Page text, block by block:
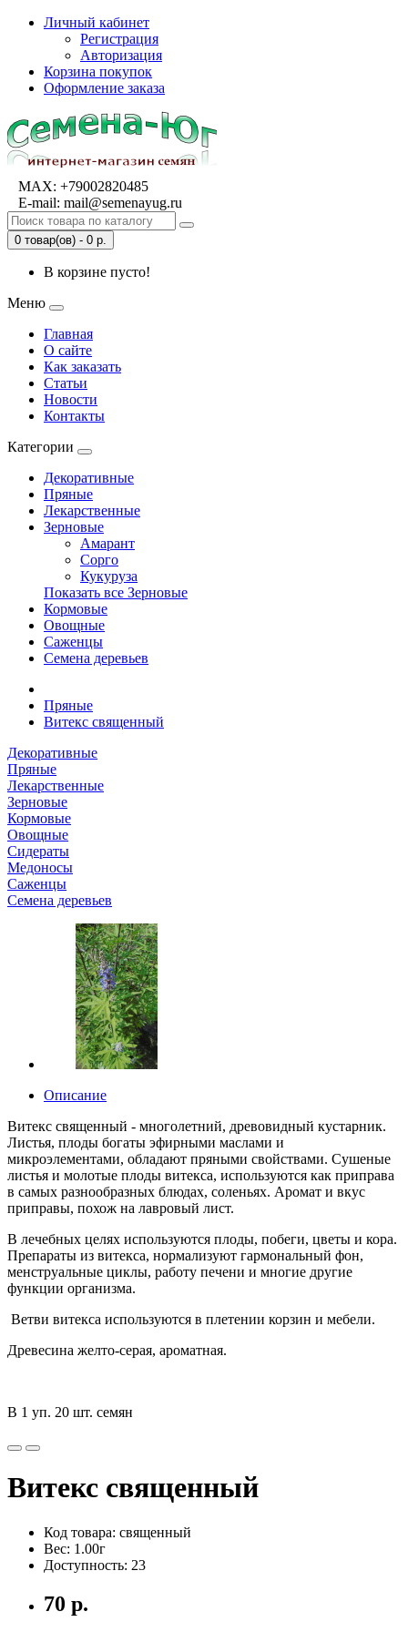
Личный кабинет
Регистрация
Авторизация
Корзина покупок
Оформление заказа
MAX: +79002820485
E-mail: mail@semenayug.ru
0 товар(ов) - 0 р.
В корзине пусто!
Меню
Главная
О сайте
Как заказать
Статьи
Новости
Контакты
Категории
Декоративные
Пряные
Лекарственные
Зерновые
Амарант
Сорго
Кукуруза
Показать все Зерновые
Кормовые
Овощные
Саженцы
Семена деревьев
Пряные
Витекс священный
Декоративные
Пряные
Лекарственные
Зерновые
Кормовые
Овощные
Сидераты
Медоносы
Саженцы
Семена деревьев
Описание
Витекс священный - многолетний, древовидный кустарник.
Листья, плоды богаты эфирными маслами и
микроэлементами, обладают пряными свойствами. Сушеные
листья и молотые плоды витекса, используются как приправа
в самых разнообразных блюдах, соленьях. Аромат и вкус
приправы, похож на лавровый лист.
В лечебных целях используются плоды, побеги, цветы и кора.
Препараты из витекса, нормализуют гармональный фон,
менструальные циклы, работу печени и многие другие
функции организма.
Ветви витекса используются в плетении корзин и мебели.
Древесина желто-серая, ароматная.
В 1 уп. 20 шт. семян
Витекс священный
Код товара: священный
Вес: 1.00г
Доступность: 23
70 р.